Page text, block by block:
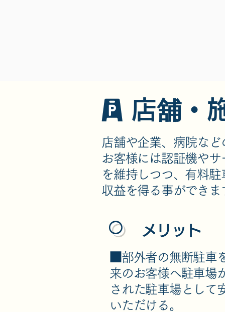
店舖・
店舗や企業、病院な
お客様には認証機や
を維持しつつ、有料
収益を得る事ができま
■部外者の無断駐車
来のお客様へ駐車場
された駐車場として
いただける。
メリット
○